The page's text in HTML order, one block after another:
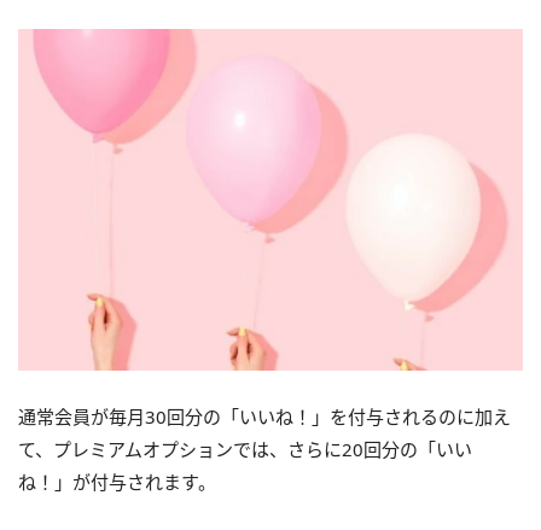
通常会員が毎月30回分の「いいね！」を付与されるのに加え
て、プレミアムオプションでは、さらに20回分の「いい
ね！」が付与されます。